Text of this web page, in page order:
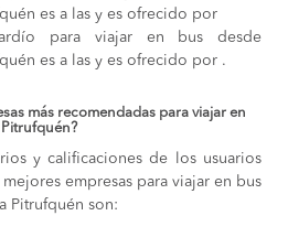
es a las y es ofrecido por
para viajar en bus desde
es a las y es ofrecido por .
más recomendadas para viajar en
y calificaciones de los usuarios
empresas para viajar en bus
Pitrufquén son: